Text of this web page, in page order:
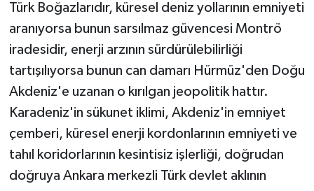
Türk Boğazlarıdır, küresel deniz yollarının emniyeti
aranıyorsa bunun sarsılmaz güvencesi Montrö
iradesidir, enerji arzının sürdürülebilirliği
tartışılıyorsa bunun can damarı Hürmüz'den Doğu
Akdeniz'e uzanan o kırılgan jeopolitik hattır.
Karadeniz'in sükunet iklimi, Akdeniz'in emniyet
çemberi, küresel enerji kordonlarının emniyeti ve
tahıl koridorlarının kesintisiz işlerliği, doğrudan
doğruya Ankara merkezli Türk devlet aklının